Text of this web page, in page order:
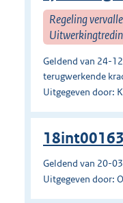
Regeling
Geldend van 24-
terugwerkende
Uitgegeven door:
18int00163
Geldend van 20-
Uitgegeven door: